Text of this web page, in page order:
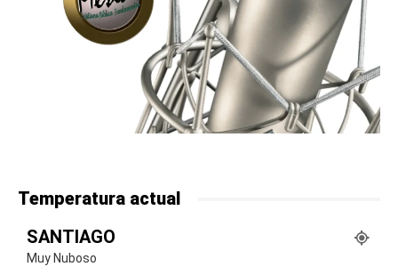
Temperatura actual
SANTIAGO
Muy Nuboso